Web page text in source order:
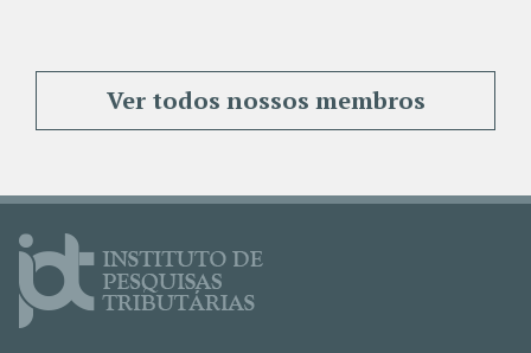
Ver todos nossos membros